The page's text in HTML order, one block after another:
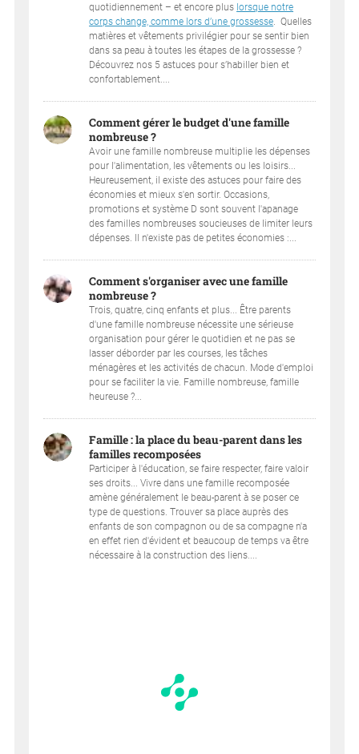
quotidiennement – et encore plus lorsque notre
corps change, comme lors d’une grossesse. Quelles
matières et vêtements privilégier pour se sentir bien
dans sa peau à toutes les étapes de la grossesse ?
Découvrez nos 5 astuces pour s’habiller bien et
confortablement....
Comment gérer le budget d'une famille
nombreuse ?
Avoir une famille nombreuse multiplie les dépenses
pour l'alimentation, les vêtements ou les loisirs...
Heureusement, il existe des astuces pour faire des
économies et mieux s'en sortir. Occasions,
promotions et système D sont souvent l'apanage
des familles nombreuses soucieuses de limiter leurs
dépenses. Il n'existe pas de petites économies :...
Comment s'organiser avec une famille
nombreuse ?
Trois, quatre, cinq enfants et plus... Être parents
d'une famille nombreuse nécessite une sérieuse
organisation pour gérer le quotidien et ne pas se
lasser déborder par les courses, les tâches
ménagères et les activités de chacun. Mode d'emploi
pour se faciliter la vie. Famille nombreuse, famille
heureuse ?...
Famille : la place du beau-parent dans les
familles recomposées
Participer à l'éducation, se faire respecter, faire valoir
ses droits... Vivre dans une famille recomposée
amène généralement le beau-parent à se poser ce
type de questions. Trouver sa place auprès des
enfants de son compagnon ou de sa compagne n'a
en effet rien d'évident et beaucoup de temps va être
nécessaire à la construction des liens....